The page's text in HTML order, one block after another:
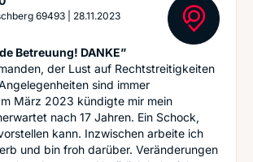
69493 28.11.2023
Betreuung! DANKE”
der Lust auf Rechtstreitigkeiten
sind immer
März 2023 kündigte mir mein
nach 17 Jahren. Ein Schock,
kann. Inzwischen arbeite ich
und bin froh darüber. Veränderungen